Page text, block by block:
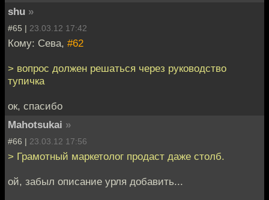
shu »
#65 | 23.03.12 17:42
Кому: Сева, #62
> вопрос должен решаться через руководство
тупичка
ок, спасибо
Mahotsukai »
#66 | 23.03.12 17:56
> Грамотный маркетолог продаст даже столб.
ой, забыл описание урля добавить...